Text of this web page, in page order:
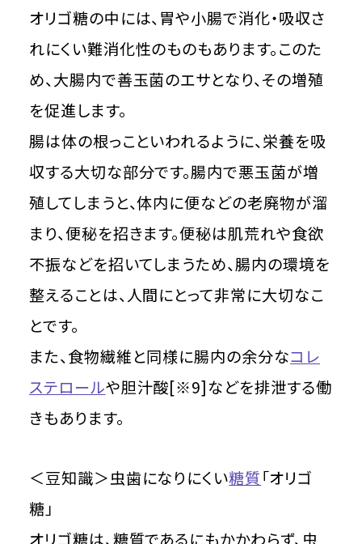
オリゴ糖の中には、胃や小腸で消化・吸収さ
れにくい難消化性のものもあります。このた
め、大腸内で善玉菌のエサとなり、その増殖
を促進します。
腸は体の根っこといわれるように、栄養を吸
収する大切な部分です。腸内で悪玉菌が増
殖してしまうと、体内に便などの老廃物が溜
まり、便秘を招きます。便秘は肌荒れや食欲
不振などを招いてしまうため、腸内の環境を
整えることは、人間にとって非常に大切なこ
とです。
また、食物繊維と同様に腸内の余分なコレ
ステロールや胆汁酸[※9]などを排泄する働
きもあります。
＜豆知識＞虫歯になりにくい糖質「オリゴ
糖」
オリゴ糖は、糖質であるにもかかわらず、虫